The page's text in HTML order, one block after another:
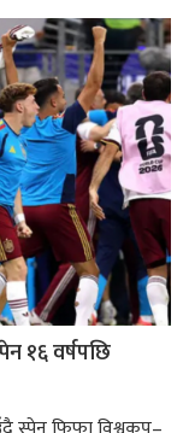
१६ वर्षपछि